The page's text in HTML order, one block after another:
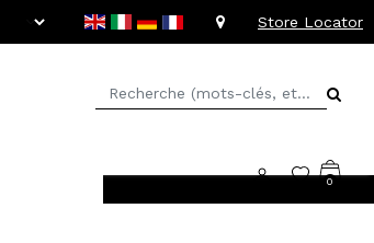
Store Locator
0